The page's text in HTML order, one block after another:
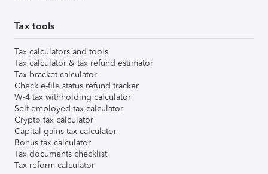
Tax tools
Tax calculators and tools
Tax calculator & tax refund estimator
Tax bracket calculator
Check e-file status refund tracker
W-4 tax withholding calculator
Self-employed tax calculator
Crypto tax calculator
Capital gains tax calculator
Bonus tax calculator
Tax documents checklist
Tax reform calculator